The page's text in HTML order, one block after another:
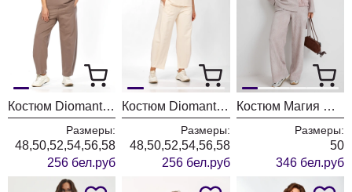
Костюм Diomant 2156 капучино
Размеры:
48,50,52,54,56,58
256 бел.руб
Костюм Diomant 2156 сливочное масло
Размеры:
48,50,52,54,56,58
256 бел.руб
Костюм Магия Моды 2687 розовый
Размеры:
50
346 бел.руб